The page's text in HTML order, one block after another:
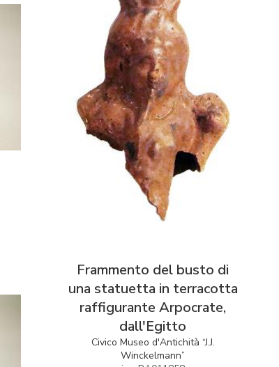
Frammento del busto di
una statuetta in terracotta
raffigurante Arpocrate,
dall'Egitto
Civico Museo d'Antichità “J.J.
Winckelmann”